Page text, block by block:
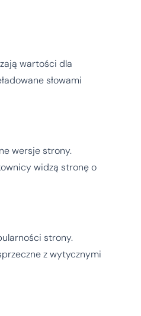
wartości dla
słowami
wersje strony.
widzą stronę o
strony.
z wytycznymi